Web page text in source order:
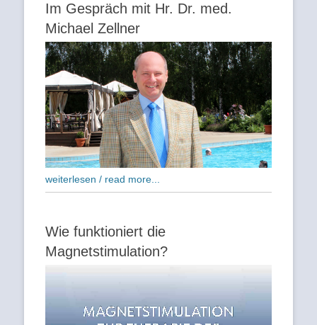
Im Gespräch mit Hr. Dr. med.
Michael Zellner
weiterlesen / read more...
Wie funktioniert die
Magnetstimulation?